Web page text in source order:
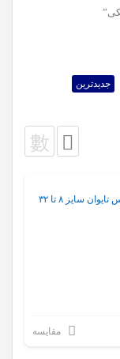
جدیدترین
جعبه بکس 26 پارچه درایو 1/2 اپکس تایوان سایز ۸ تا ۳۲
مقایسه